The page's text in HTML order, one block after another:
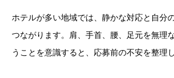
ホテルが多い地域では、静かな対応と自分
つながります。肩、手首、腰、足元を無理
うことを意識すると、応募前の不安を整理